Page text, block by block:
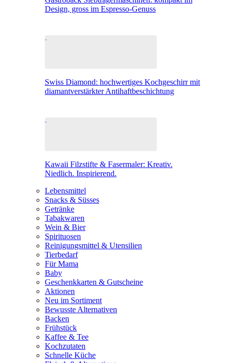
Design, gross im Espresso-Genuss
Swiss Diamond: hochwertiges Kochgeschirr mit
diamantverstärkter Antihaftbeschichtung
Kawaii Filzstifte & Fasermaler: Kreativ.
Niedlich. Inspirierend.
Lebensmittel
Snacks & Süsses
Getränke
Tabakwaren
Wein & Bier
Spirituosen
Reinigungsmittel & Utensilien
Tierbedarf
Für Mama
Baby
Geschenkkarten & Gutscheine
Aktionen
Neu im Sortiment
Bewusste Alternativen
Backen
Frühstück
Kaffee & Tee
Kochzutaten
Schnelle Küche